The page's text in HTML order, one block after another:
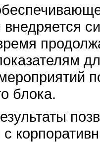
внедряется
блока.